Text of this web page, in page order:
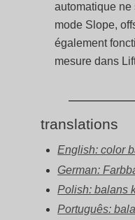
automatique
mode Slope,
également
mesure dans
translations
English: color
German:
Polish: balans
Português: